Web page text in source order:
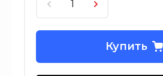
Купить